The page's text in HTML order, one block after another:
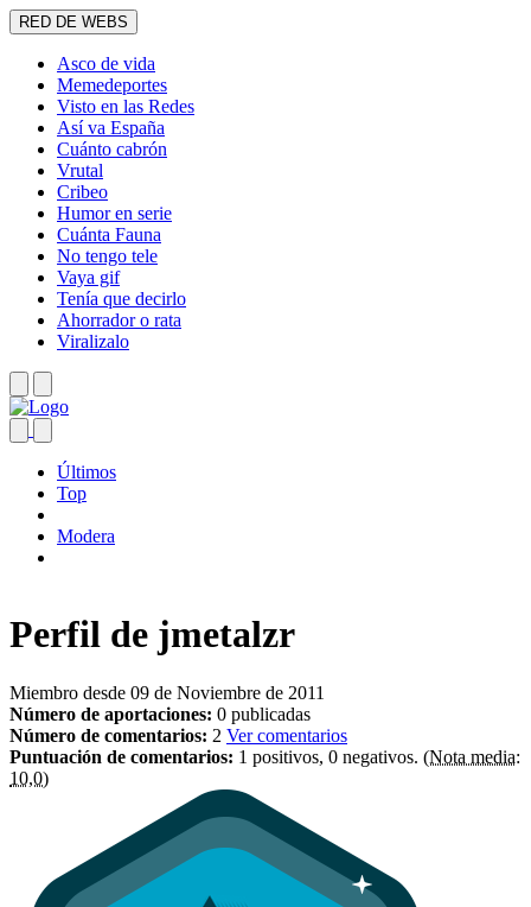
RED DE WEBS
Asco de vida
Memedeportes
Visto en las Redes
Así va España
Cuánto cabrón
Vrutal
Cribeo
Humor en serie
Cuánta Fauna
No tengo tele
Vaya gif
Tenía que decirlo
Ahorrador o rata
Viralizalo
Últimos
Top
Modera
Perfil de jmetalzr
Miembro desde 09 de Noviembre de 2011
Número de aportaciones: 0 publicadas
Número de comentarios: 2 Ver comentarios
Puntuación de comentarios: 1 positivos, 0 negativos. (Nota media:
10,0)